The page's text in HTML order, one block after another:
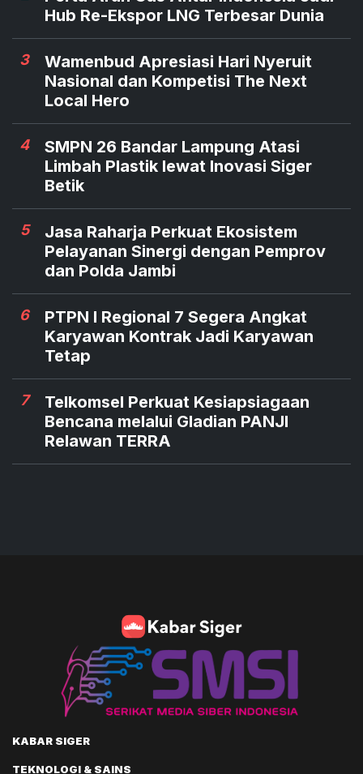
Hub Re-Ekspor LNG Terbesar Dunia
3
Wamenbud Apresiasi Hari Nyeruit
Nasional dan Kompetisi The Next
Local Hero
4
SMPN 26 Bandar Lampung Atasi
Limbah Plastik lewat Inovasi Siger
Betik
5
Jasa Raharja Perkuat Ekosistem
Pelayanan Sinergi dengan Pemprov
dan Polda Jambi
6
PTPN I Regional 7 Segera Angkat
Karyawan Kontrak Jadi Karyawan
Tetap
7
Telkomsel Perkuat Kesiapsiagaan
Bencana melalui Gladian PANJI
Relawan TERRA
KABAR SIGER
TEKNOLOGI & SAINS